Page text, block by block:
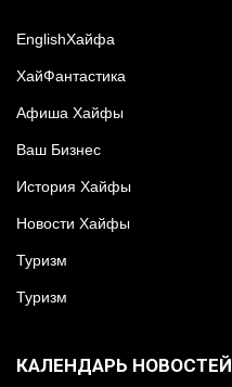
EnglishХайфа
XайФантастика
Афиша Хайфы
Ваш Бизнес
История Хайфы
Новости Хайфы
Туризм
Туризм
КАЛЕНДАРЬ НОВОСТЕЙ